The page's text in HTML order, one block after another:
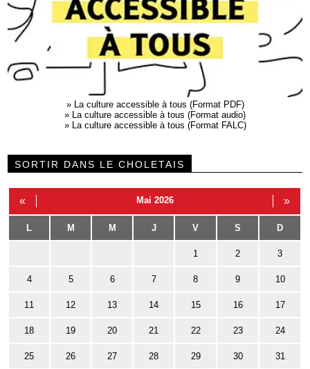
» La culture accessible à tous (Format PDF)
» La culture accessible à tous (Format audio)
» La culture accessible à tous (Format FALC)
SORTIR DANS LE CHOLETAIS
« Mai 2026 »
L M M J V S D
1 2 3
4 5 6 7 8 9 10
11 12 13 14 15 16 17
18 19 20 21 22 23 24
25 26 27 28 29 30 31